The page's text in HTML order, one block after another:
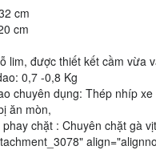
cm
cm
lim, được thiết kết cầm vừa
0,7 -0,8 Kg
chuyên dụng: Thép nhíp
ăn mòn,
chặt : Chuyên chặt gà